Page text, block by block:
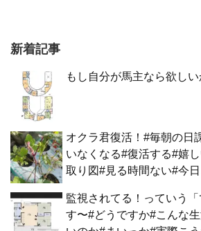
新着記事
もし自分が馬主なら欲し
オクラ君復活！#毎朝の日
いなくなる#復活する#嬉
取り図#見る時間ない#今
監視されてる！っていう
す〜#どうですか#こんな